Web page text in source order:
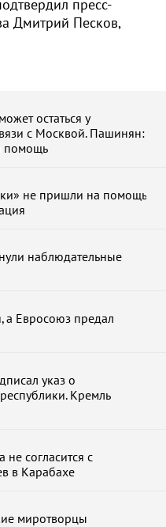
пресс-
Дмитрий Песков,
остаться у
с Москвой. Пашинян:
помощь
не пришли на помощь
наблюдательные
а Евросоюз предал
указ о
Кремль
не согласится с
в Карабахе
миротворцы